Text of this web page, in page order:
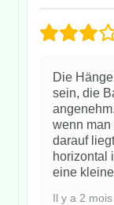
Die
sein, die
wenn
darauf
horizontal
eine
Il y a 2 mois